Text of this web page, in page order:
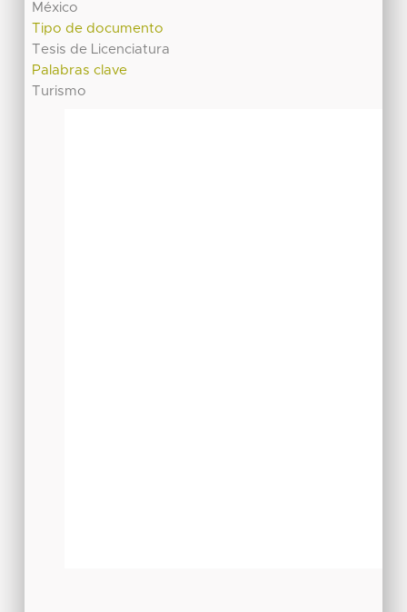
México
Tipo de documento
Tesis de Licenciatura
Palabras clave
Turismo